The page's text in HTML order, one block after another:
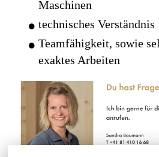
Maschinen
technisches Verständnis
Teamfähigkeit, sowie
exaktes Arbeiten